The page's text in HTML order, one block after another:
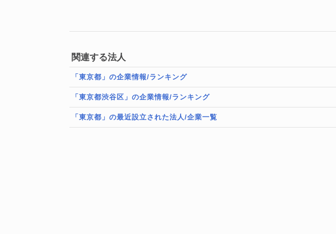
関連する法人
「東京都」の企業情報/ランキング
「東京都渋谷区」の企業情報/ランキング
「東京都」の最近設立された法人/企業一覧